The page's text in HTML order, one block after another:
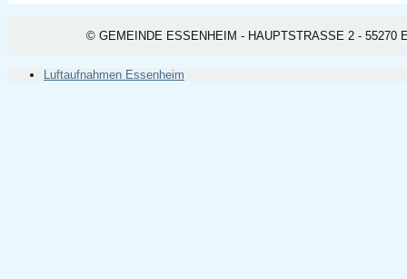
© GEMEINDE ESSENHEIM - HAUPTSTRASSE 2 - 55270
Luftaufnahmen Essenheim